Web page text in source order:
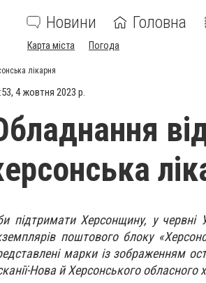
Новини Головна
Карта міста Погода
лікарня
4 жовтня 2023 р.
підтримати Херсонщину, у червні
поштового блоку
марки із зображенням
Нова й Херсонського